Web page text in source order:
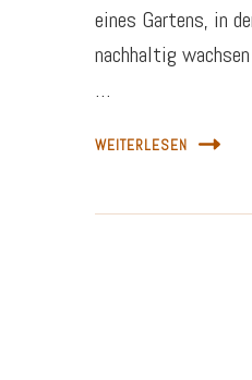
eines Gartens, in
nachhaltig
…
WEITERLESEN